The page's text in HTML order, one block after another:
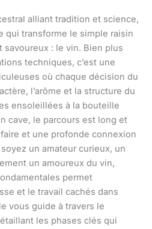
alliant tradition et science,
qui transforme le simple raisin
: le vin. Bien plus
techniques, c’est une
où chaque décision du
l’arôme et la structure du
ensoleillées à la bouteille
cave, le parcours est long et
et une profonde connexion
un amateur curieux, un
un amoureux du vin,
permet
et le travail cachés dans
vous guide à travers le
les phases clés qui